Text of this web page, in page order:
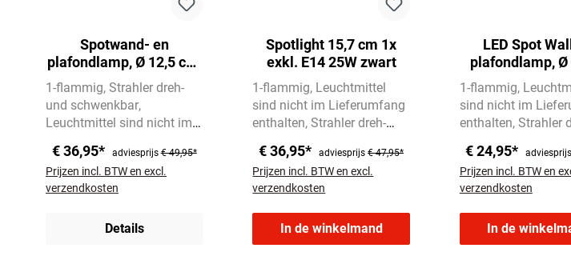
Spotwand- en
plafondlamp, Ø 12,5 cm,
max. 25 w, zwart
1-flammig Strahler dreh-
und schwenkbar
Leuchtmittel sind nicht im
€ 36,95* adviesprijs€ 49,95*
Prijzen incl. BTW en excl.
verzendkosten
Details
Spotlight 15,7 cm 1x
exkl. E14 25W zwart
1-flammig Leuchtmittel
sind nicht im Lieferumfang
enthalten Strahler dreh-
€ 36,95* adviesprijs€ 47,95*
Prijzen incl. BTW en excl.
verzendkosten
In de winkelmand
LED Spot
plafondlamp, Ø
max. 35 W,
1-flammig
sind nicht im
enthalten Strahler
€ 24,95*
Prijzen incl. BTW en
verzendkosten
In de